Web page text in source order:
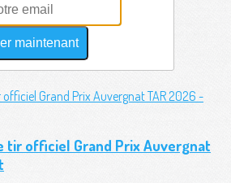
tir officiel Grand Prix Auvergnat
maintenant